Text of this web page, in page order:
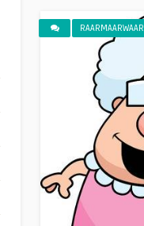
RAARMAARWAAR